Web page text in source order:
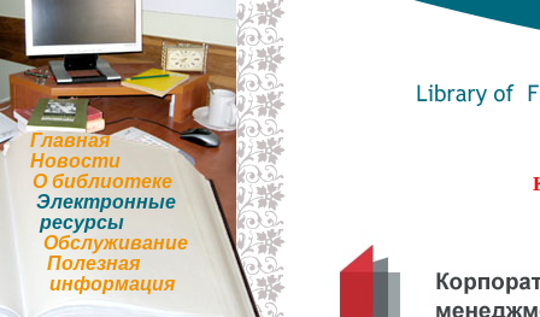
Главная
Новости
О библиотеке
Электронные
ресурсы
Обслуживание
Полезная
информация